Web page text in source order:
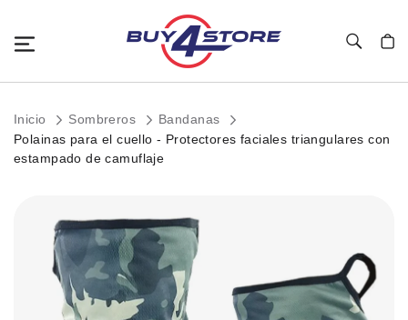
Inicio Sombreros
Bandanas
Polainas para el cuello - Protectores faciales triangulares con
estampado de camuflaje